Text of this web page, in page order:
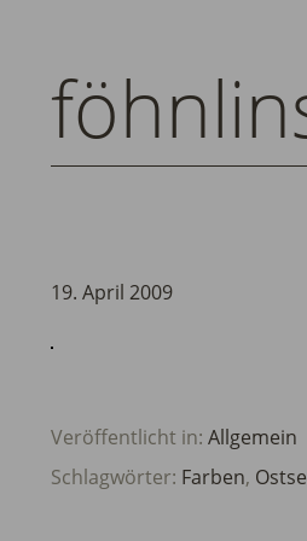
19. April 2009
Veröffentlicht in: Allgemein
Schlagwörter: Farben,